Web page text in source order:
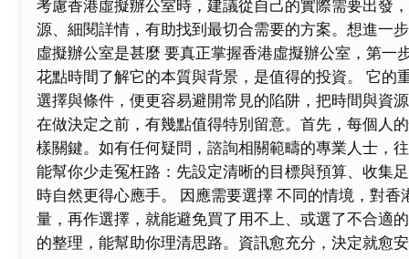
考慮香港虛擬辦公室時，建議從自己的實際需要出發
源、細閱詳情，有助找到最切合需要的方案。想進一
虛擬辦公室是甚麼 要真正掌握香港虛擬辦公室，第
花點時間了解它的本質與背景，是值得的投資。 它
選擇與條件，便更容易避開常見的陷阱，把時間與資
在做決定之前，有幾點值得特別留意。首先，每個人
樣關鍵。如有任何疑問，諮詢相關範疇的專業人士，
能幫你少走冤枉路：先設定清晰的目標與預算、收集
時自然更得心應手。 因應需要選擇 不同的情境，對
量，再作選擇，就能避免買了用不上、或選了不合適
的整理，能幫助你理清思路。資訊愈充分，決定就愈